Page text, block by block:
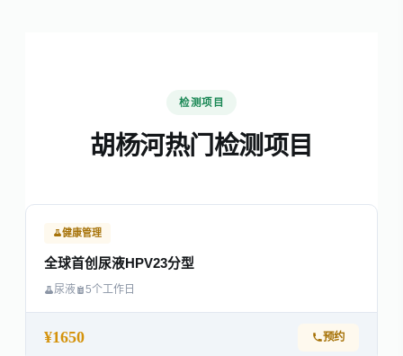
检测项目
胡杨河热门检测项目
健康管理
全球首创尿液HPV23分型
尿液 5个工作日
¥1650 预约